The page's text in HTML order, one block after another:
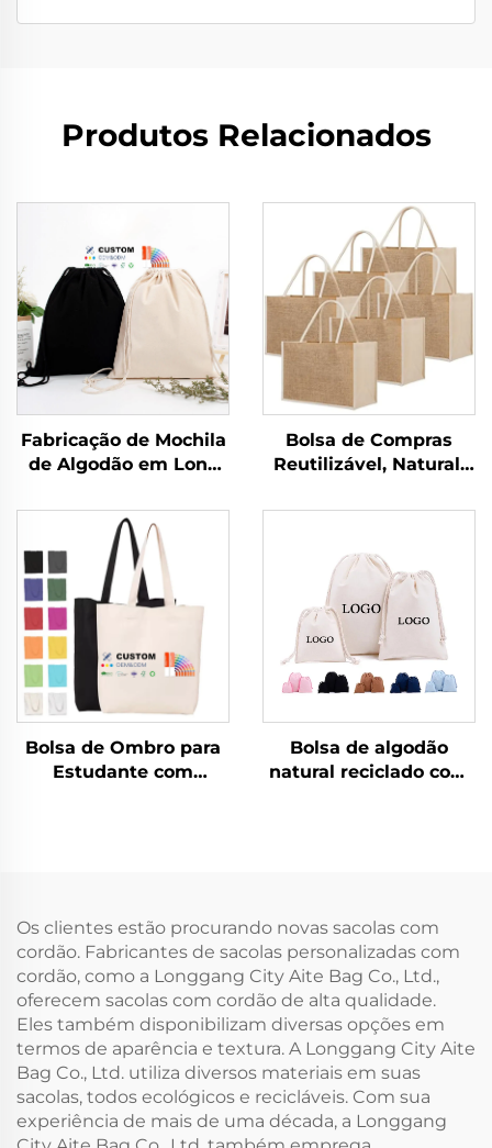
Produtos Relacionados
Fabricação de Mochila
de Algodão em Lona
Impermeável, para
Viagem ao Ar Livre,
Casual, Esportiva com
Cordão
Bolsa de Compras
Reutilizável, Natural,
Orgânica, Dobrável,
Desenho, Praia, com
Material de Juta
Bolsa de Ombro para
Estudante com
Bolsa em Branco para
Publicidade
Bolsa de algodão
natural reciclado com
branca com dois
cordões para joias
Os clientes estão procurando novas sacolas com
cordão. Fabricantes de sacolas personalizadas com
cordão, como a Longgang City Aite Bag Co., Ltd.,
oferecem sacolas com cordão de alta qualidade.
Eles também disponibilizam diversas opções em
termos de aparência e textura. A Longgang City Aite
Bag Co., Ltd. utiliza diversos materiais em suas
sacolas, todos ecológicos e recicláveis. Com sua
experiência de mais de uma década, a Longgang